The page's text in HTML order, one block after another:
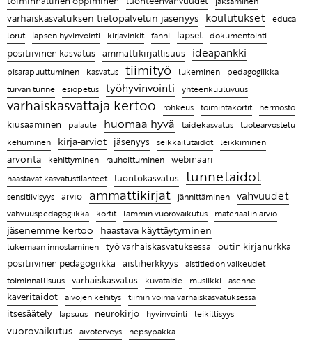
Kehuhippa varhaiskasvatukseen
Hyvän ryhmän tunnusmerkkejä varhaiskasvatuksessa
Lapsen kasvua ja hyvinvointia ajateltaessa keskiössä
on lapsi itse
KYYTI 2022 on Suomen innostavin korona-ajan
opetusalan tapahtuma
Pysähdy ihastelemaan arjen pieniä mukavia hetkiä
Haastava tilanne saattaa olla kaikkein tärkein tilanne
luoda turvallista ja hyvää suhdetta lapseen
Lista artikkeleista vanhoilta sivuiltamme
Ammattikirjat ovat auttaneet oivaltamaan, kuinka
tärkeää tunnetaitojen opettaminen on lapsille
Elina Rostin mielestä on tärkeä nähdä jokaisessa
lapsessa ja aikuisessa vahvuuksia
Ammattikirjojen lukeminen on pieni pysähdys oman
työn äärelle
Entä jos lapsen hyvän kasvun juuret ovat tiimissäsi?
Leikin lomassa on luontevaa harjoitella uusia taitoja
Ratkaisujen muistitaulu
Lasten kanssa jokainen päivä on erilainen ja se
tekeekin työstä mielenkiintoista
Ammattikirjat auttavat ymmärtämään, miksi lapsi
käyttäytyy tietyllä tavalla ja antaa parempia keinoja
kohdata hänet
varhaiskasvatuksen tietopalvelun jäsenyys koulutukset educa
lorut
lapsen hyvinvointi kirjavinkit fanni lapset dokumentointi
positiivinen kasvatus ammattikirjallisuus ideapankki
pisarapuuttuminen kasvatus tiimityö lukeminen pedagogiikka
turvan tunne esiopetus työhyvinvointi yhteenkuuluvuus
varhaiskasvattaja kertoo rohkeus toimintakortit hermosto
kiusaaminen palaute huomaa hyvä taidekasvatus tuotearvostelu
kehuminen kirja-arviot jäsenyys seikkailutaidot leikkiminen
arvonta kehittyminen rauhoittuminen webinaari
haastavat kasvatustilanteet
luontokasvatus tunnetaidot
sensitiivisyys arvio ammattikirjat jännittäminen vahvuudet
vahvuuspedagogiikka kortit lämmin vuorovaikutus materiaalin arvio
jäsenemme kertoo haastava käyttäytyminen
lukemaan innostaminen työ varhaiskasvatuksessa
outin kirjanurkka
positiivinen pedagogiikka
aistiherkkyys
aistitiedon vaikeudet
toiminnallisuus varhaiskasvatus kuvataide musiikki asenne
kaveritaidot aivojen kehitys tiimin voima varhaiskasvatuksessa
itsesäätely lapsuus neurokirjo hyvinvointi leikillisyys
vuorovaikutus aivoterveys nepsypakka